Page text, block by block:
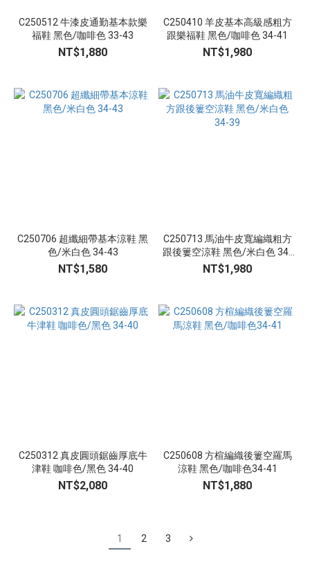
C250512 牛漆皮通勤基本款樂
福鞋 黑色/咖啡色 33-43
NT$1,880
C250410 羊皮基本高級感粗方
跟樂福鞋 黑色/咖啡色 34-41
NT$1,980
C250706 超纖細帶基本涼鞋 黑
色/米白色 34-43
NT$1,580
C250713 馬油牛皮寬編織粗方
跟後簍空涼鞋 黑色/米白色 34-
39
NT$1,980
C250312 真皮圓頭鋸齒厚底牛
津鞋 咖啡色/黑色 34-40
NT$2,080
C250608 方楦編織後簍空羅馬
涼鞋 黑色/咖啡色34-41
NT$1,880
1 2 3